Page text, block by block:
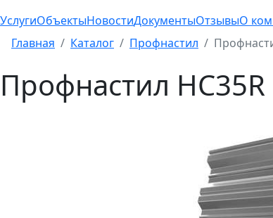
УслугиОбъектыНовостиДокументыОтзывыО
Главная
Каталог Профнастил
Профнастил HC35R